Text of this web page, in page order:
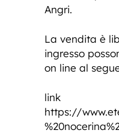
Angri.
La vendita è
ingresso
on line al
link
https://